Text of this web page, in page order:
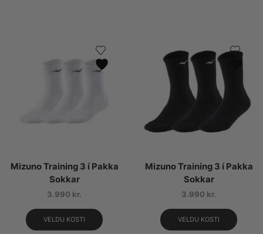
Mizuno Training 3 í Pakka
Sokkar
3.990 kr.
VELDU KOSTI
Mizuno Training 3 í Pakka
Sokkar
3.990 kr.
VELDU KOSTI